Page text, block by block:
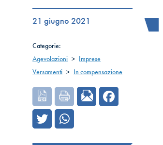
21 giugno 2021
Categorie:
Agevolazioni > Imprese
Versamenti > In compensazione